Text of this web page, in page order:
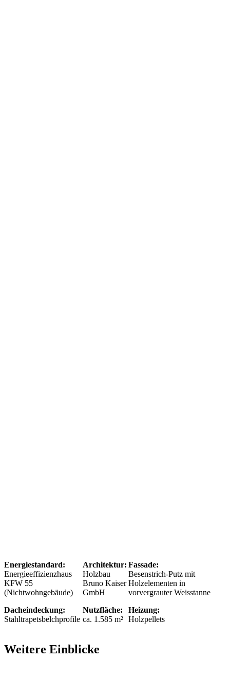
Energiestandard:
Energieeffizienzhaus
KFW 55
(Nichtwohngebäude)
Dacheindeckung:
Stahltrapetsbelchprofile
Architektur:
Holzbau
Bruno Kaiser
GmbH
Nutzfläche:
ca. 1.585 m²
Fassade:
Besenstrich-Putz mit
Holzelementen in
vorvergrauter Weisstanne
Heizung:
Holzpellets
Weitere Einblicke